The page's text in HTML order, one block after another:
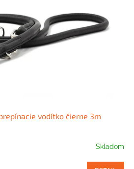
vodítko čierne 3m
Skladom